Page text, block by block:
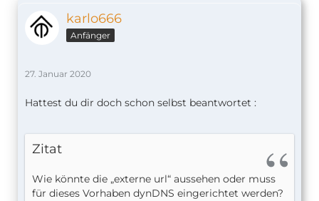
karlo666
Anfänger
27. Januar 2020
Hattest du dir doch schon selbst beantwortet :
Zitat
Wie könnte die „externe url“ aussehen oder muss
für dieses Vorhaben dynDNS eingerichtet werden?